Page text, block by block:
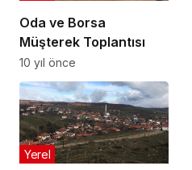
Oda ve Borsa
Müşterek Toplantısı
10 yıl önce
Yerel